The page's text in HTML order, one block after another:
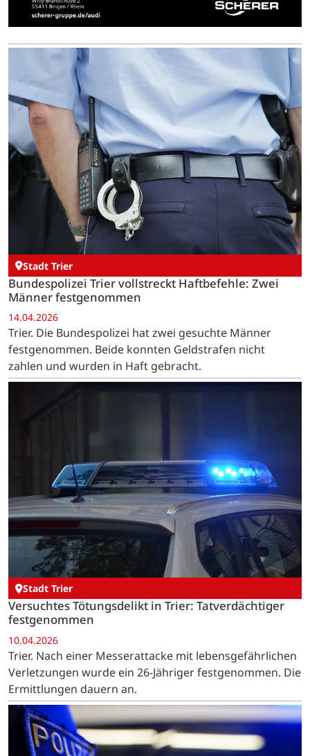
Stadt Trier
Bundespolizei Trier vollstreckt Haftbefehle: Zwei
Männer festgenommen
14.04.2026
Trier. Die Bundespolizei hat zwei gesuchte Männer
festgenommen. Beide konnten Geldstrafen nicht
zahlen und wurden in Haft gebracht.
Stadt Trier
Versuchtes Tötungsdelikt in Trier: Tatverdächtiger
festgenommen
10.04.2026
Trier. Nach einer Messerattacke mit lebensgefährlichen
Verletzungen wurde ein 26-Jähriger festgenommen. Die
Ermittlungen dauern an.